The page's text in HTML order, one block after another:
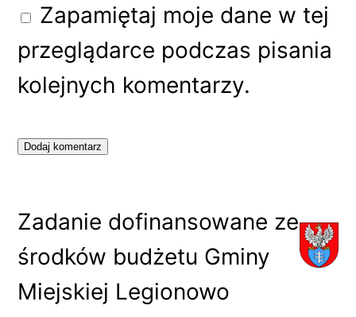
Zapamiętaj moje dane w tej
przeglądarce podczas pisania
kolejnych komentarzy.
Zadanie dofinansowane ze
środków budżetu Gminy
Miejskiej Legionowo